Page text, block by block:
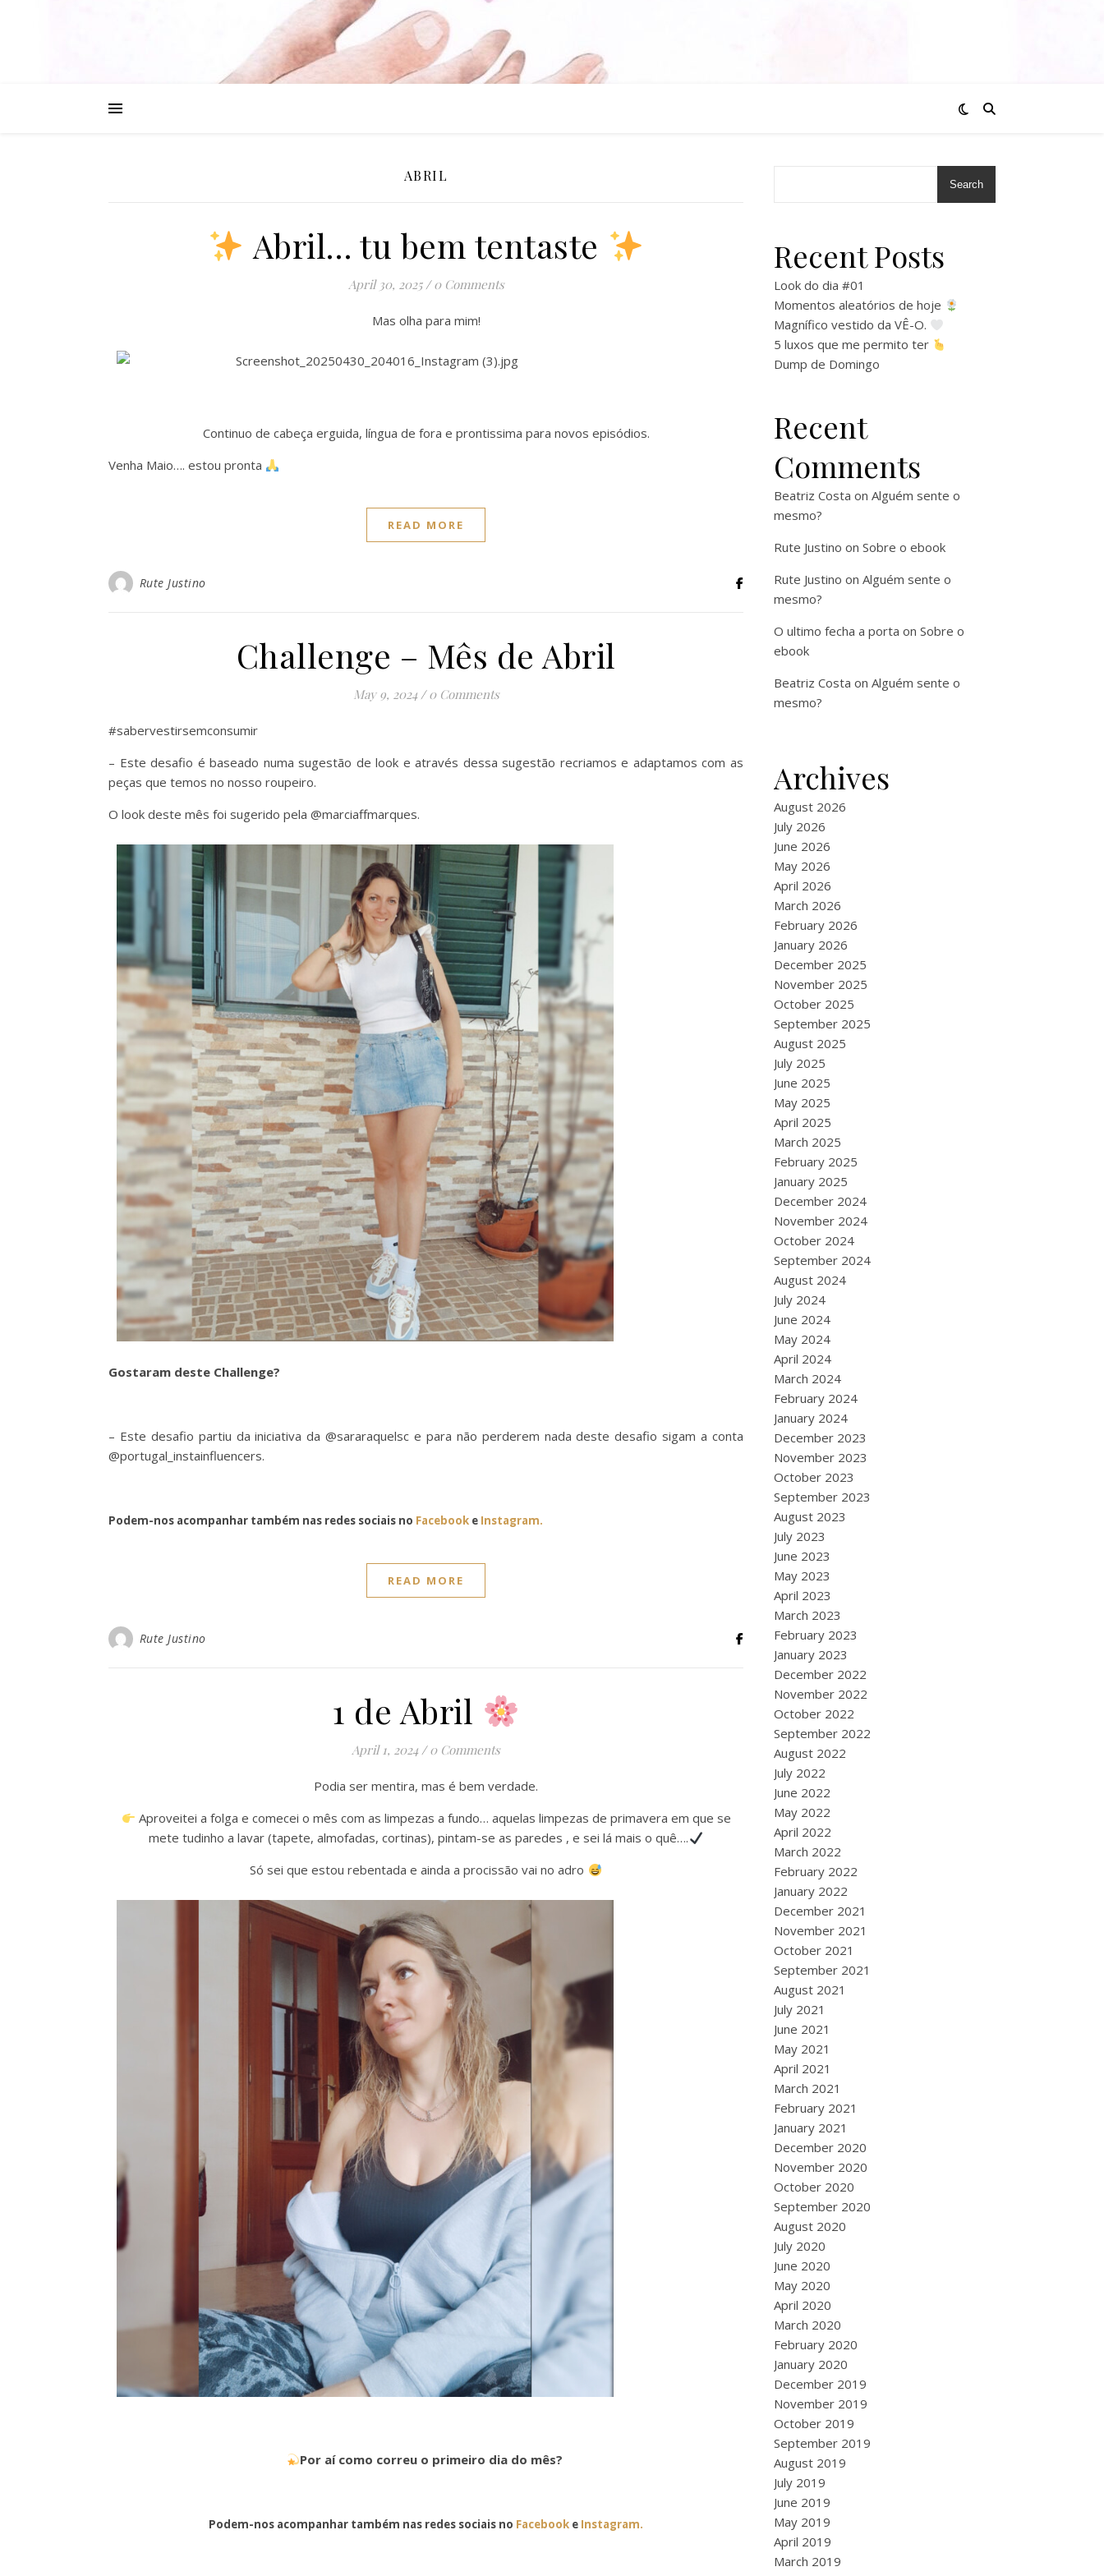
ABRIL
Abril… tu bem tentaste
April 30, 2025 / 0 Comments
Mas olha para mim!
Continuo de cabeça erguida, língua de fora e prontissima para novos episódios.
Venha Maio…. estou pronta
READ MORE
Rute Justino
Challenge – Mês de Abril
May 9, 2024 / 0 Comments
#sabervestirsemconsumir
– Este desafio é baseado numa sugestão de look e através dessa sugestão recriamos e adaptamos com as
peças que temos no nosso roupeiro.
O look deste mês foi sugerido pela @marciaffmarques.
Gostaram deste Challenge?
– Este desafio partiu da iniciativa da @sararaquelsc e para não perderem nada deste desafio sigam a conta
@portugal_instainfluencers.
Podem-nos acompanhar também nas redes sociais no Facebook e Instagram.
READ MORE
Rute Justino
1 de Abril
April 1, 2024 / 0 Comments
Podia ser mentira, mas é bem verdade.
Aproveitei a folga e comecei o mês com as limpezas a fundo… aquelas limpezas de primavera em que se
mete tudinho a lavar (tapete, almofadas, cortinas), pintam-se as paredes , e sei lá mais o quê….
Só sei que estou rebentada e ainda a procissão vai no adro
Por aí como correu o primeiro dia do mês?
Podem-nos acompanhar também nas redes sociais no Facebook e Instagram.
Search
Recent Posts
Look do dia #01
Momentos aleatórios de hoje
Magnífico vestido da VÊ-O.
5 luxos que me permito ter
Dump de Domingo
Recent
Comments
Beatriz Costa on Alguém sente o
mesmo?
Rute Justino on Sobre o ebook
Rute Justino on Alguém sente o
mesmo?
O ultimo fecha a porta on Sobre o
ebook
Beatriz Costa on Alguém sente o
mesmo?
Archives
August 2026
July 2026
June 2026
May 2026
April 2026
March 2026
February 2026
January 2026
December 2025
November 2025
October 2025
September 2025
August 2025
July 2025
June 2025
May 2025
April 2025
March 2025
February 2025
January 2025
December 2024
November 2024
October 2024
September 2024
August 2024
July 2024
June 2024
May 2024
April 2024
March 2024
February 2024
January 2024
December 2023
November 2023
October 2023
September 2023
August 2023
July 2023
June 2023
May 2023
April 2023
March 2023
February 2023
January 2023
December 2022
November 2022
October 2022
September 2022
August 2022
July 2022
June 2022
May 2022
April 2022
March 2022
February 2022
January 2022
December 2021
November 2021
October 2021
September 2021
August 2021
July 2021
June 2021
May 2021
April 2021
March 2021
February 2021
January 2021
December 2020
November 2020
October 2020
September 2020
August 2020
July 2020
June 2020
May 2020
April 2020
March 2020
February 2020
January 2020
December 2019
November 2019
October 2019
September 2019
August 2019
July 2019
June 2019
May 2019
April 2019
March 2019